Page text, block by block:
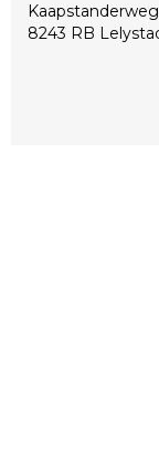
Kaapstanderweg
8243 RB